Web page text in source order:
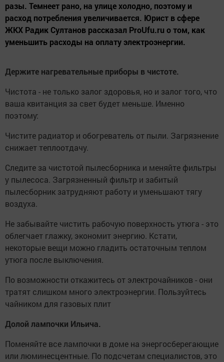
разы. Темнеет рано, на улице холодно, поэтому и
расход потребления увеличивается. Юрист в сфере
ЖКХ Радик Султанов рассказал ProUfu.ru о том, как
уменьшить расходы на оплату электроэнергии.
Держите нагревательные приборы в чистоте.
Чистота - не только залог здоровья, но и залог того, что
ваша квитанция за свет будет меньше. Именно
поэтому:
Чистите радиатор и обогреватель от пыли. Загрязнение
снижает теплоотдачу.
Следите за чистотой пылесборника и меняйте фильтры
у пылесоса. Загрязненный фильтр и забитый
пылесборник затрудняют работу и уменьшают тягу
воздуха.
Не забывайте чистить рабочую поверхность утюга - это
облегчает глажку, экономит энергию. Кстати,
некоторые вещи можно гладить остаточным теплом
утюга после выключения.
По возможности откажитесь от электрочайников - они
тратят слишком много электроэнергии. Пользуйтесь
чайником для газовых плит
Долой лампочки Ильича.
Поменяйте все лампочки в доме на энергосберегающие
или люминесцентные. По подсчетам специалистов, это